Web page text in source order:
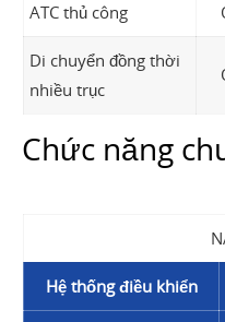
ATC thủ công
Di chuyển đồng thời
nhiều trục
Chức năng
Hệ thống điều khiển